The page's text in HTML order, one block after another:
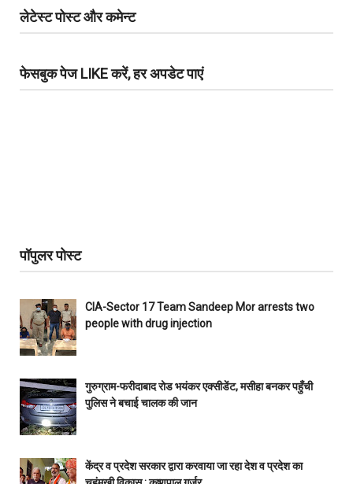
लेटेस्ट पोस्ट और कमेन्ट
फेसबुक पेज LIKE करें, हर अपडेट पाएं
पॉपुलर पोस्ट
CIA-Sector 17 Team Sandeep Mor arrests two
people with drug injection
गुरुग्राम-फरीदाबाद रोड भयंकर एक्सीडेंट, मसीहा बनकर पहुँची
पुलिस ने बचाई चालक की जान
केंद्र व प्रदेश सरकार द्वारा करवाया जा रहा देश व प्रदेश का